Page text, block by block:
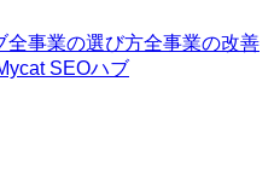
全事業の選び方全事業の改善
SEOハブ